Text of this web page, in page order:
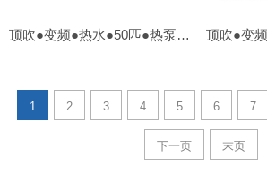
顶吹●变频●热水●50匹●热泵【外贸OEM】
1 2 3 4 5 6 7
下一页 末页